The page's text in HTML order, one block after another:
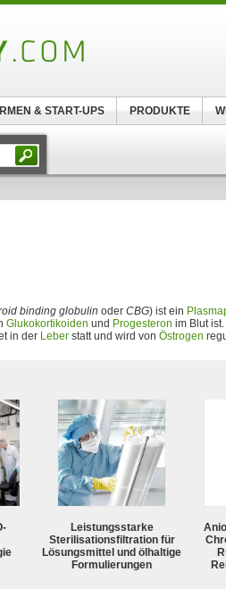
binding globulin oder CBG) ist ein
Glukokortikoiden und Progesteron im Blut
in der Leber statt und wird von Östrogen
Leistungsstarke
Sterilisationsfiltration für
Lösungsmittel und ölhaltige
Formulierungen
& START-UPS PRODUKTE